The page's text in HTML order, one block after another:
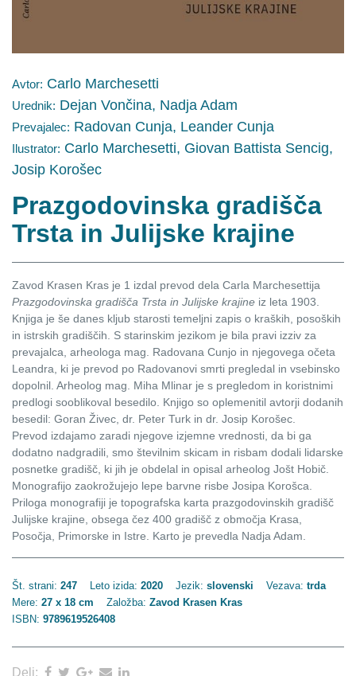
Avtor: Carlo Marchesetti
Urednik: Dejan Vončina, Nadja Adam
Prevajalec: Radovan Cunja, Leander Cunja
Ilustrator: Carlo Marchesetti, Giovan Battista Sencig,
Josip Korošec
Prazgodovinska gradišča
Trsta in Julijske krajine
Zavod Krasen Kras je 1 izdal prevod dela Carla Marchesettija
Prazgodovinska gradišča Trsta in Julijske krajine iz leta 1903.
Knjiga je še danes kljub starosti temeljni zapis o kraških, posoških
in istrskih gradiščih. S starinskim jezikom je bila pravi izziv za
prevajalca, arheologa mag. Radovana Cunjo in njegovega očeta
Leandra, ki je prevod po Radovanovi smrti pregledal in vsebinsko
dopolnil. Arheolog mag. Miha Mlinar je s pregledom in koristnimi
predlogi sooblikoval besedilo. Knjigo so oplemenitil avtorji dodanih
besedil: Goran Živec, dr. Peter Turk in dr. Josip Korošec.
Prevod izdajamo zaradi njegove izjemne vrednosti, da bi ga
dodatno nadgradili, smo številnim skicam in risbam dodali lidarske
posnetke gradišč, ki jih je obdelal in opisal arheolog Jošt Hobič.
Monografijo zaokrožujejo lepe barvne risbe Josipa Korošca.
Priloga monografiji je topografska karta prazgodovinskih gradišč
Julijske krajine, obsega čez 400 gradišč z območja Krasa,
Posočja, Primorske in Istre. Karto je prevedla Nadja Adam.
Št. strani: 247 Leto izida: 2020 Jezik: slovenski Vezava: trda
Mere: 27 x 18 cm Založba: Zavod Krasen Kras
ISBN: 9789619526408
Deli: